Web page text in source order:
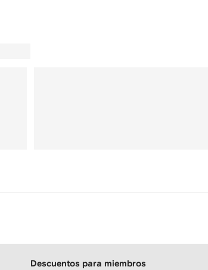
Descuentos para miembros